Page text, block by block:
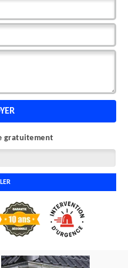
gratuitement